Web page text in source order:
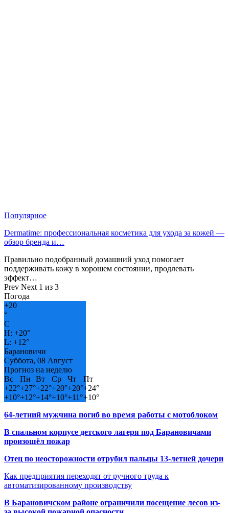
Популярное
Dermatime: профессиональная косметика для ухода за кожей —
обзор бренда и…
Правильно подобранный домашний уход помогает
поддерживать кожу в хорошем состоянии, продлевать
эффект…
Prev Next 1 из 3
Погода
+20
°
C
H: +20°
L: +12°
Барановичи
Суббота, 08 Август
Прогноз на неделю
Вс
Пн Вт Ср Чт
Пт
+22°+27°+22°+20°+20°+24°
+10°+12°+14°+10°+11°+10°
64-летний мужчина погиб во время работы с мотоблоком
В спальном корпусе детского лагеря под Барановичами
произошёл пожар
Отец по неосторожности отрубил пальцы 13-летней дочери
Как предприятия переходят от ручного труда к
автоматизированному производству
В Барановичском районе ограничили посещение лесов из-